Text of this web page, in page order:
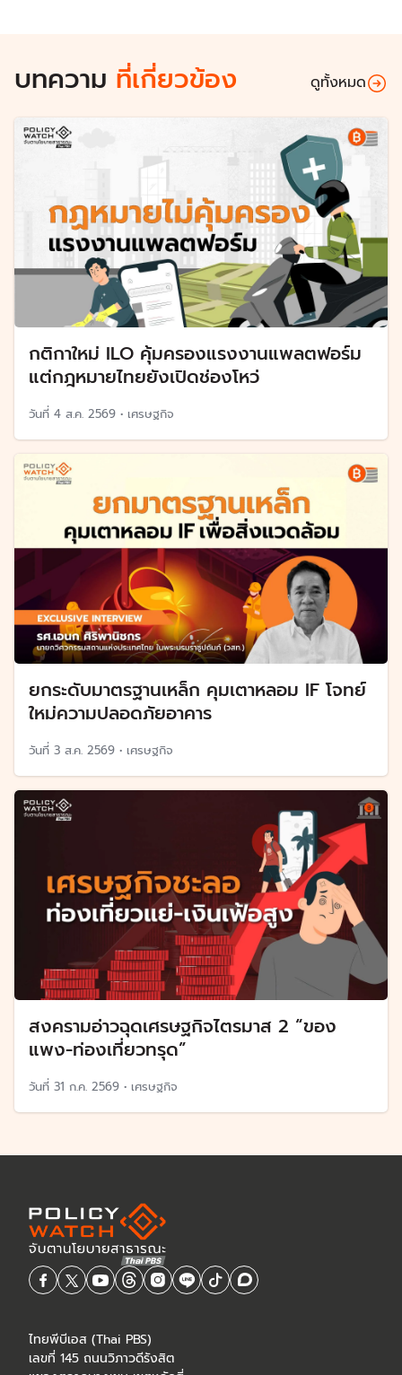
บทความ ที่เกี่ยวข้อง ดูทั้งหมด
กติกาใหม่ ILO คุ้มครองแรงงานแพลตฟอร์ม
แต่กฎหมายไทยยังเปิดช่องโหว่
วันที่ 4 ส.ค. 2569 • เศรษฐกิจ
ยกระดับมาตรฐานเหล็ก คุมเตาหลอม IF โจทย์
ใหม่ความปลอดภัยอาคาร
วันที่ 3 ส.ค. 2569 • เศรษฐกิจ
สงครามอ่าวฉุดเศรษฐกิจไตรมาส 2 “ของ
แพง-ท่องเที่ยวทรุด”
วันที่ 31 ก.ค. 2569 • เศรษฐกิจ
ไทยพีบีเอส (Thai PBS)
เลขที่ 145 ถนนวิภาวดีรังสิต